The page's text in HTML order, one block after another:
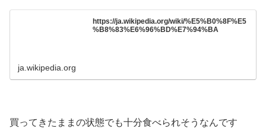
https://ja.wikipedia.org/wiki/%E5%B0%8F%E5
%B8%83%E6%96%BD%E7%94%BA
ja.wikipedia.org
買ってきたままの状態でも十分食べられそうなんです